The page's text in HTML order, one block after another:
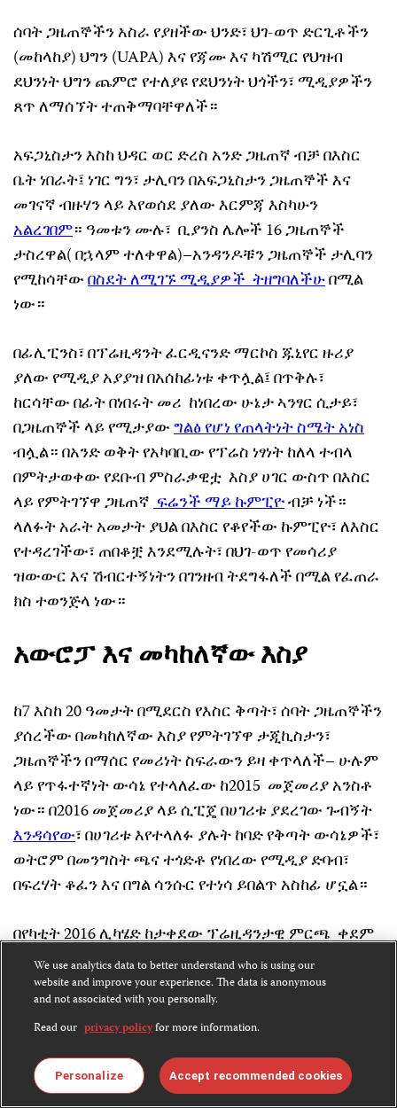
ሰባት ጋዜጠኞችን አስራ የያዘችው ህንድ፣ ህገ-ወጥ ድርጊቶችን
(መከላከያ) ህግን (UAPA) እና የጃሙ እና ካሽሚር የህዝብ
ደህንነት ህግን ጨምሮ የተለያዩ የደህንነት ህጎችን፣ ሚዲያዎችን
ጸጥ ለማሰኘት ተጠቅማባቸዋለች።
አፍጋኒስታን እስከ ህዳር ወር ድረስ አንድ ጋዜጠኛ ብቻ በእስር
ቤት ነበራት፤ ነገር ግን፣ ታሊባን በአፍጋኒስታን ጋዜጠኞች እና
መገናኛ ብዙሃን ላይ እየወሰደ ያለው እርምጃ እስካሁን
አልረገበም። ዓመቱን ሙሉ፣ ቢያንስ ሌሎች 16 ጋዜጠኞች
ታስረዋል( በኋላም ተለቀዋል)–አንዳንዶቹን ጋዜጠኞች ታሊባን
የሚከሳቸውበስደት ለሚገኙ ሚዲያዎች ትዘግባለችሁበሚል
ነው።
በፊሊፒንስ፣ በፕሬዚዳንት ፈርዲናንድ ማርኮስ ጁኒየር ዙሪያ
ያለው የሚዲያ አያያዝ በአሰከፊነቱ ቀጥሏል፤ በጥቅሉ፣
ከርሳቸው በፊት በነበሩት መሪ ከነበረው ሁኔታ ኣንፃር ሲታይ፣
በጋዜጠኞች ላይ የሚታያውግልፅ የሆነ የጠላትነት ስሜት አነስ
ብሏል። በአንድ ወቅት የአካባቢው የፕሬስ ነፃነት ከለላ ተብላ
በምትታወቀው የደቡብ ምስራቃዊቷ እስያ ሀገር ውስጥ በእስር
ላይ የምትገኘዋ ጋዜጠኛፍሬንች ማይ ኩምፒዮብቻ ነች።
ላለፉት አራት አመታት ያህል በእስር የቆየችው ኩምፒዮ፣ ለእስር
የተዳረገችው፣ ጠበቆቿ እንደሚሉት፣ በህገ-ወጥ የመሳሪያ
ዝውውር እና ሽብርተኝነትን በገንዘብ ትደግፋለች በሚል የፈጠራ
ክስ ተወንጅላ ነው።
አውሮፓ እና መካከለኛው እስያ
ከ7 እስከ 20 ዓመታት በሚደርስ የእስር ቅጣት፣ ሰባት ጋዜጠኞችን
ያሰረችው በመካከለኛው እስያ የምትገኘዋ ታጂኪስታን፣
ጋዜጠኞችን በማሰር የመሪነት ስፍራውን ይዛ ቀጥላለች– ሁሉም
ላይ የጥፋተኛነት ውሳኔ የተላለፈው ከ2015 መጀመሪያ አንስቶ
ነው። በ2016 መጀመሪያ ላይ ሲፒጄ በሀገሪቱ ያደረገው ጉብኝት
እንዳሳየው፣ በሀገሪቱ እየተላለፉ ያሉት ከባድ የቅጣት ውሳኔዎች፣
ወትሮም በመንግስት ጫና ተጎድቶ የነበረው የሚዲያ ድባብ፣
በፍረሃት ቆፈን እና በግል ሳንሱር የተነሳ ይበልጥ አስከፊ ሆኗል።
በየካቲት 2016 ሊካሄድ ከታቀደው ፕሬዚዳንታዊ ምርጫ ቀደም
ብሎ፣ በተደጋገሚከተፈፀሙት የጋዜጠኞች እስራት ጋር በተያያዘ
በ2016 መጀመሪያ ላይ የፕሬስ ነፃነት ሁኔታ፣ በአዘርባጃንም
በፍጥነት እያሽቆለቆለ መጥቷል። ከህዳር 21 በፊት፣ አራት
ጋዜጠኞች እና አንድ የሚዲያ ሰራተኛ ታስረዋል፤ ከዚያ ወዲህም
ቢያንስሌሎች ሶስትጋዜጠኞች ለእስር ተዳርገዋል። ኅዳር 21
ቀን ተይዘው የታሰሩት አራት ጋዜጠኞች ደግሞ፣ ከፍተኛ
We use analytics data to better understand who is using our
website and improve your experience. The data is anonymous
and not associated with you personally.
Read our privacy policyfor more information.
Personalize Accept recommended cookies